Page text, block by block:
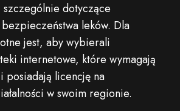
dotyczące
leków. Dla
jest, aby wybierali
internetowe, które wymagają
posiadają licencję na
w swoim regionie.